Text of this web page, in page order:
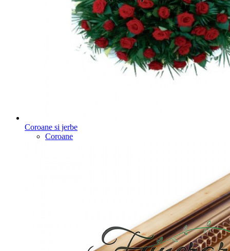
Coroane si jerbe
Coroane